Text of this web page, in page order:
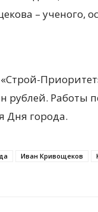
– ученого,
рублей. Работы
Дня города.
Иван Кривощеков